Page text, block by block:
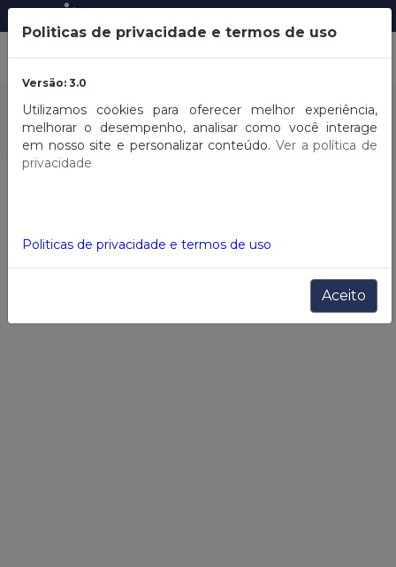
Filtros
Politicas de privacidade e termos de uso
Versão: 3.0
Utilizamos cookies para oferecer melhor experiência,
melhorar o desempenho, analisar como você interage
em nosso site e personalizar conteúdo. Ver a política de
privacidade
Politicas de privacidade e termos de uso
Aceito